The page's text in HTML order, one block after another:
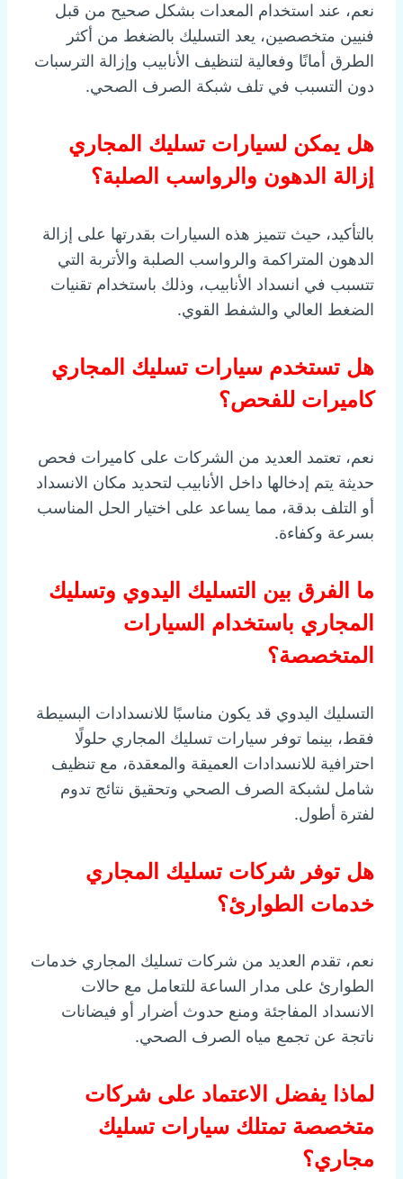
نعم، عند استخدام المعدات بشكل صحيح من قبل
فنيين متخصصين، يعد التسليك بالضغط من أكثر
الطرق أمانًا وفعالية لتنظيف الأنابيب وإزالة الترسبات
دون التسبب في تلف شبكة الصرف الصحي.
هل يمكن لسيارات تسليك المجاري
إزالة الدهون والرواسب الصلبة؟
بالتأكيد، حيث تتميز هذه السيارات بقدرتها على إزالة
الدهون المتراكمة والرواسب الصلبة والأتربة التي
تتسبب في انسداد الأنابيب، وذلك باستخدام تقنيات
الضغط العالي والشفط القوي.
هل تستخدم سيارات تسليك المجاري
كاميرات للفحص؟
نعم، تعتمد العديد من الشركات على كاميرات فحص
حديثة يتم إدخالها داخل الأنابيب لتحديد مكان الانسداد
أو التلف بدقة، مما يساعد على اختيار الحل المناسب
بسرعة وكفاءة.
ما الفرق بين التسليك اليدوي وتسليك
المجاري باستخدام السيارات
المتخصصة؟
التسليك اليدوي قد يكون مناسبًا للانسدادات البسيطة
فقط، بينما توفر سيارات تسليك المجاري حلولًا
احترافية للانسدادات العميقة والمعقدة، مع تنظيف
شامل لشبكة الصرف الصحي وتحقيق نتائج تدوم
لفترة أطول.
هل توفر شركات تسليك المجاري
خدمات الطوارئ؟
نعم، تقدم العديد من شركات تسليك المجاري خدمات
الطوارئ على مدار الساعة للتعامل مع حالات
الانسداد المفاجئة ومنع حدوث أضرار أو فيضانات
ناتجة عن تجمع مياه الصرف الصحي.
لماذا يفضل الاعتماد على شركات
متخصصة تمتلك سيارات تسليك
مجاري؟